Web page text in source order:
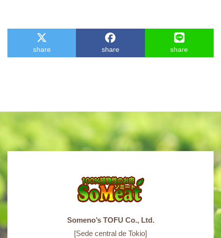
share share share
Someno’s TOFU Co., Ltd.
[Sede central de Tokio]